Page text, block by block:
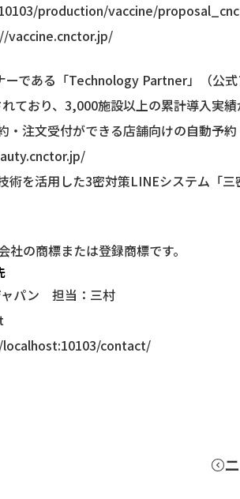
production/vaccine/
vaccine.cnctor.jp/
ーである「Technology Partner」（公
ており、3,000施設以上の累計導入実績
・注文受付ができる店舗向けの自動予
術を活用した3密対策LINEシステム「三
社の商標または登録商標です。
ャパン 担当：三村
contact/